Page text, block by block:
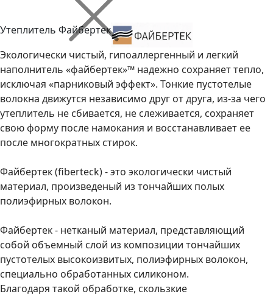
Утеплитель Файбертек
Экологически чистый, гипоаллергенный и легкий
наполнитель «файбертек»™ надежно сохраняет тепло,
исключая «парниковый эффект». Тонкие пустотелые
волокна движутся независимо друг от друга, из-за чего
утеплитель не сбивается, не слеживается, сохраняет
свою форму после намокания и восстанавливает ее
после многократных стирок.
Файбертек (fiberteck) - это экологически чистый
материал, произведеный из тончайших полых
полиэфирных волокон.
Файбертек - нетканый материал, представляющий
собой объемный слой из композиции тончайших
пустотелых высокоизвитых, полиэфирных волокон,
специально обработанных силиконом.
Благодаря такой обработке, скользкие